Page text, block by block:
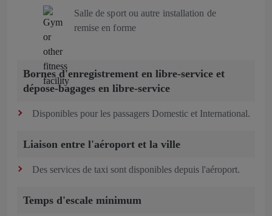
Salle de sport ou autre installation de
remise en forme
Bornes d'enregistrement en libre-service et
dépose-bagages en libre-service
Disponibles pour les passagers Domestic et International.
Liaison entre l'aéroport et la ville
Des services de taxi sont disponibles depuis l'aéroport.
Temps d'escale minimum